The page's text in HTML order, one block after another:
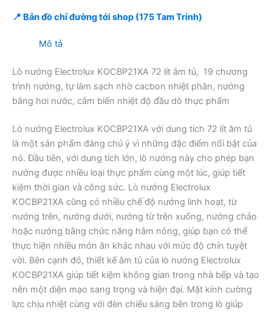
📍 Bản đồ chỉ đường tới shop (175 Tam Trinh)
Mô tả
Lò nướng Electrolux KOCBP21XA 72 lít âm tủ, 19 chương
trình nướng, tự làm sạch nhờ cacbon nhiệt phân, nướng
bằng hơi nước, cảm biến nhiệt độ đầu dò thực phẩm
Lò nướng Electrolux KOCBP21XA với dung tích 72 lít âm tủ
là một sản phẩm đáng chú ý vì những đặc điểm nổi bật của
nó. Đầu tiên, với dung tích lớn, lò nướng này cho phép bạn
nướng được nhiều loại thực phẩm cùng một lúc, giúp tiết
kiệm thời gian và công sức. Lò nướng Electrolux
KOCBP21XA cũng có nhiều chế độ nướng linh hoạt, từ
nướng trên, nướng dưới, nướng từ trên xuống, nướng chảo
hoặc nướng bằng chức năng hâm nóng, giúp bạn có thể
thực hiện nhiều món ăn khác nhau với mức độ chín tuyệt
vời. Bên cạnh đó, thiết kế âm tủ của lò nướng Electrolux
KOCBP21XA giúp tiết kiệm không gian trong nhà bếp và tạo
nên một diện mạo sang trọng và hiện đại. Mặt kính cường
lực chịu nhiệt cùng với đèn chiếu sáng bên trong lò giúp